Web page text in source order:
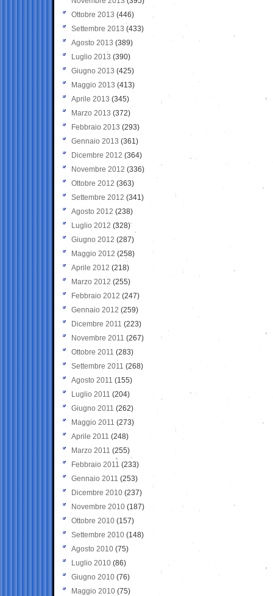
Ottobre 2013 (446)
Settembre 2013 (433)
Agosto 2013 (389)
Luglio 2013 (390)
Giugno 2013 (425)
Maggio 2013 (413)
Aprile 2013 (345)
Marzo 2013 (372)
Febbraio 2013 (293)
Gennaio 2013 (361)
Dicembre 2012 (364)
Novembre 2012 (336)
Ottobre 2012 (363)
Settembre 2012 (341)
Agosto 2012 (238)
Luglio 2012 (328)
Giugno 2012 (287)
Maggio 2012 (258)
Aprile 2012 (218)
Marzo 2012 (255)
Febbraio 2012 (247)
Gennaio 2012 (259)
Dicembre 2011 (223)
Novembre 2011 (267)
Ottobre 2011 (283)
Settembre 2011 (268)
Agosto 2011 (155)
Luglio 2011 (204)
Giugno 2011 (262)
Maggio 2011 (273)
Aprile 2011 (248)
Marzo 2011 (255)
Febbraio 2011 (233)
Gennaio 2011 (253)
Dicembre 2010 (237)
Novembre 2010 (187)
Ottobre 2010 (157)
Settembre 2010 (148)
Agosto 2010 (75)
Luglio 2010 (86)
Giugno 2010 (76)
Maggio 2010 (75)